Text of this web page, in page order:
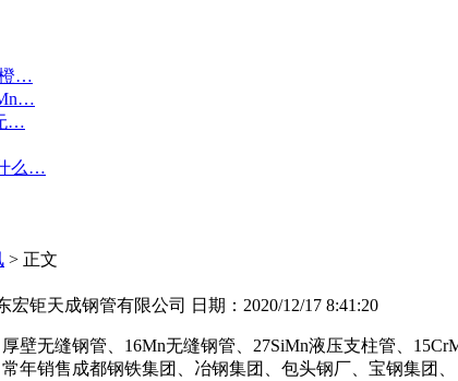
橙…
…
么…
> 正文
宏钜天成钢管有限公司 日期：2020/12/17 8:41:20
壁无缝钢管、16Mn无缝钢管、27SiMn液压支柱管、
年销售成都钢铁集团、冶钢集团、包头钢厂、宝钢集团